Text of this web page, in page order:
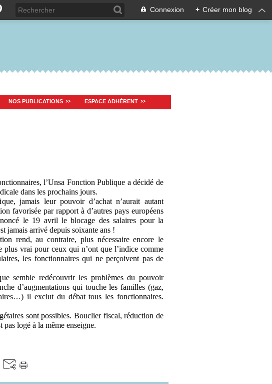
Connexion + Créer mon blog
NOS PUBLICATIONS ESPACE ADHÉRENT
l’Unsa Fonction Publique a décidé de
dans les prochains jours.
jamais leur pouvoir d’achat n’aurait autant
favorisée par rapport à d’autres pays européens
le 19 avril le blocage des salaires pour la
jamais arrivé depuis soixante ans !
rend, au contraire, plus nécessaire encore le
plus vrai pour ceux qui n’ont que l’indice comme
les fonctionnaires qui ne perçoivent pas de
semble redécouvrir les problèmes du pouvoir
d’augmentations qui touche les familles (gaz,
il exclut du débat tous les fonctionnaires.
sont possibles. Bouclier fiscal, réduction de
pas logé à la même enseigne.